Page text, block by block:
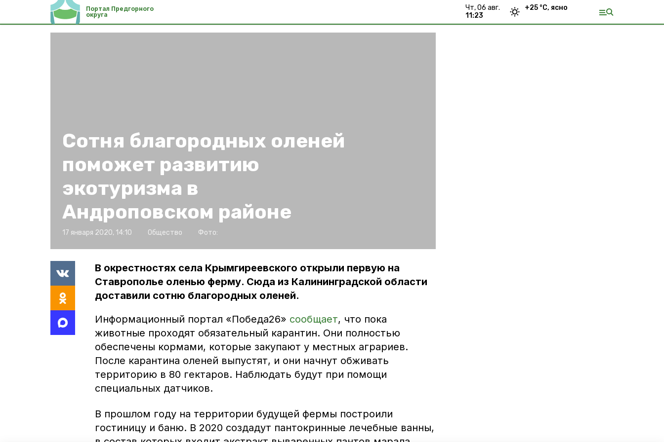
Портал Предгорного
округа
чт, 06 авг.
11:23
+25 °С, ясно
Сотня благородных оленей
поможет развитию
экотуризма в
Андроповском районе
17 января 2020, 14:10 Общество Фото:
В окрестностях села Крымгиреевского открыли первую на
Ставрополье оленью ферму. Сюда из Калининградской области
доставили сотню благородных оленей.
Информационный портал «Победа26» сообщает, что пока
животные проходят обязательный карантин. Они полностью
обеспечены кормами, которые закупают у местных аграриев.
После карантина оленей выпустят, и они начнут обживать
территорию в 80 гектаров. Наблюдать будут при помощи
специальных датчиков.
В прошлом году на территории будущей фермы построили
гостиницу и баню. В 2020 создадут пантокринные лечебные ванны,